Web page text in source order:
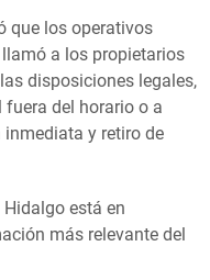
que los operativos
a los propietarios
disposiciones legales,
del horario o a
inmediata y retiro de
Hidalgo está en
más relevante del